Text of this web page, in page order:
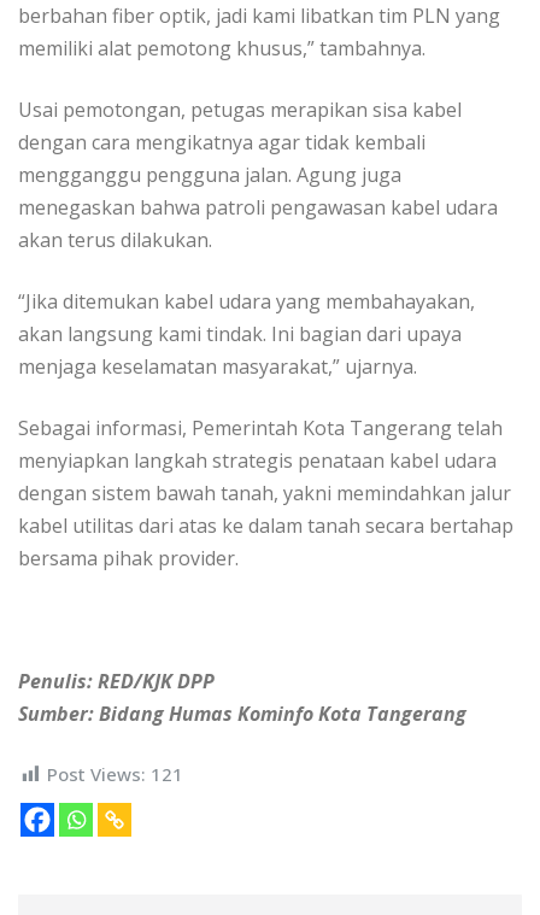
berbahan fiber optik, jadi kami libatkan tim PLN yang
memiliki alat pemotong khusus,” tambahnya.
Usai pemotongan, petugas merapikan sisa kabel
dengan cara mengikatnya agar tidak kembali
mengganggu pengguna jalan. Agung juga
menegaskan bahwa patroli pengawasan kabel udara
akan terus dilakukan.
“Jika ditemukan kabel udara yang membahayakan,
akan langsung kami tindak. Ini bagian dari upaya
menjaga keselamatan masyarakat,” ujarnya.
Sebagai informasi, Pemerintah Kota Tangerang telah
menyiapkan langkah strategis penataan kabel udara
dengan sistem bawah tanah, yakni memindahkan jalur
kabel utilitas dari atas ke dalam tanah secara bertahap
bersama pihak provider.
Penulis: RED/KJK DPP
Sumber: Bidang Humas Kominfo Kota Tangerang
Post Views: 121